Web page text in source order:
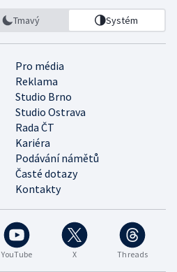
Tmavý Systém
Pro média
Reklama
Studio Brno
Studio Ostrava
Rada ČT
Kariéra
Podávání námětů
Časté dotazy
Kontakty
YouTube X Threads